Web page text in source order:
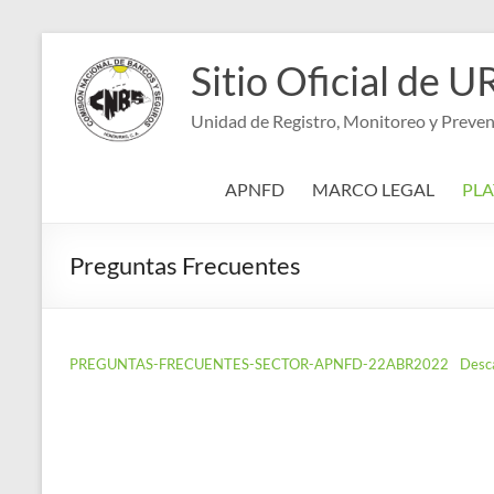
contenido
Sitio Oficial de
Unidad de Registro, Monitoreo y
APNFD MARCO LEGAL
Preguntas Frecuentes
PREGUNTAS-FRECUENTES-SECTOR-APNFD-22ABR2022